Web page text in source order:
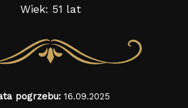
Wiek: 51 lat
pogrzebu: 16.09.2025